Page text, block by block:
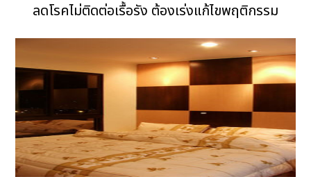
ลดโรคไม่ติดต่อเรื้อรัง ต้องเร่งแก้ไขพฤติกรรม